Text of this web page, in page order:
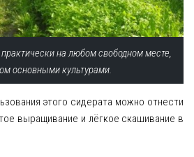
на любом свободном месте,
основными культурами.
этого сидерата можно отнести
выращивание и лёгкое скашивание в